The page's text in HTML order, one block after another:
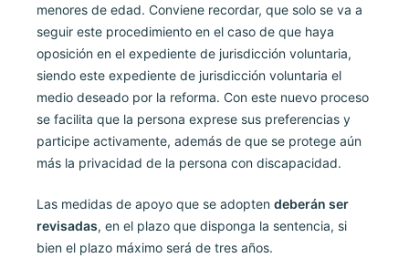
menores de edad. Conviene recordar, que solo se va a
seguir este procedimiento en el caso de que haya
oposición en el expediente de jurisdicción voluntaria,
siendo este expediente de jurisdicción voluntaria el
medio deseado por la reforma. Con este nuevo proceso
se facilita que la persona exprese sus preferencias y
participe activamente, además de que se protege aún
más la privacidad de la persona con discapacidad.
Las medidas de apoyo que se adoptendeberán ser
revisadas, en el plazo que disponga la sentencia, si
bien el plazo máximo será de tres años.